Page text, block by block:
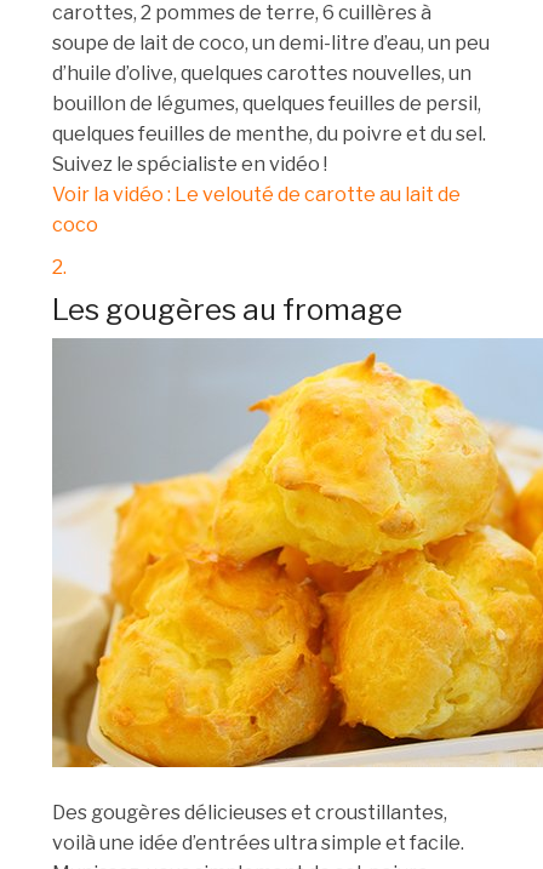
carottes, 2 pommes de terre, 6 cuillères à
soupe de lait de coco, un demi-litre d’eau, un peu
d’huile d’olive, quelques carottes nouvelles, un
bouillon de légumes, quelques feuilles de persil,
quelques feuilles de menthe, du poivre et du sel.
Suivez le spécialiste en vidéo !
Voir la vidéo : Le velouté de carotte au lait de
coco
2.
Les gougères au fromage
Des gougères délicieuses et croustillantes,
voilà une idée d’entrées ultra simple et facile.